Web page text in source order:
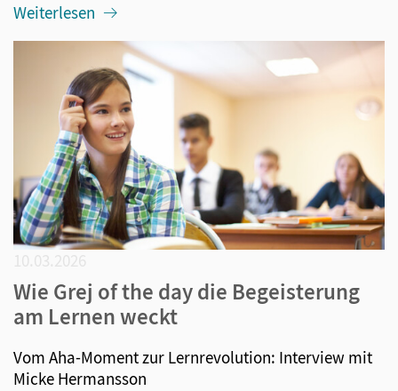
Weiterlesen
Wie Grej of the day die Begeisterung
am Lernen weckt
Vom Aha-Moment zur Lernrevolution: Interview mit
Micke Hermansson